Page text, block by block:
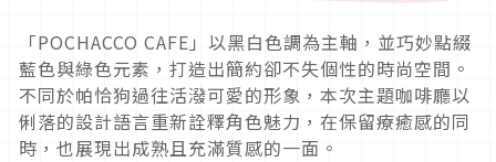
「POCHACCO CAFE」以黑白色調為主軸，並巧妙點綴
藍色與綠色元素，打造出簡約卻不失個性的時尚空間。
不同於帕恰狗過往活潑可愛的形象，本次主題咖啡廳以
俐落的設計語言重新詮釋角色魅力，在保留療癒感的同
時，也展現出成熟且充滿質感的一面。